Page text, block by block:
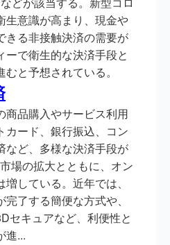
生意識が高まり、現金や
きる非接触決済の需要が
ーで衛生的な決済手段と
と予想されている。
商品購入やサービス利用
カード、銀行振込、コン
など、多様な決済手段が
場の拡大とともに、オン
している。近年では、
了する簡便な方式や、
セキュアなど、利便性と
進...